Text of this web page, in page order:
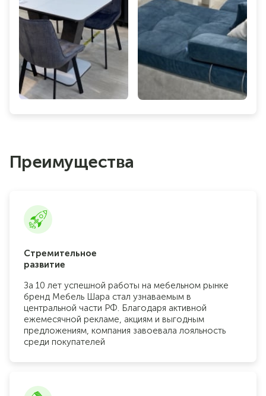
Преимущества
Стремительное
развитие
За 10 лет успешной работы на мебельном рынке
бренд Мебель Шара стал узнаваемым в
центральной части РФ. Благодаря активной
ежемесячной рекламе, акциям и выгодным
предложениям, компания завоевала лояльность
среди покупателей